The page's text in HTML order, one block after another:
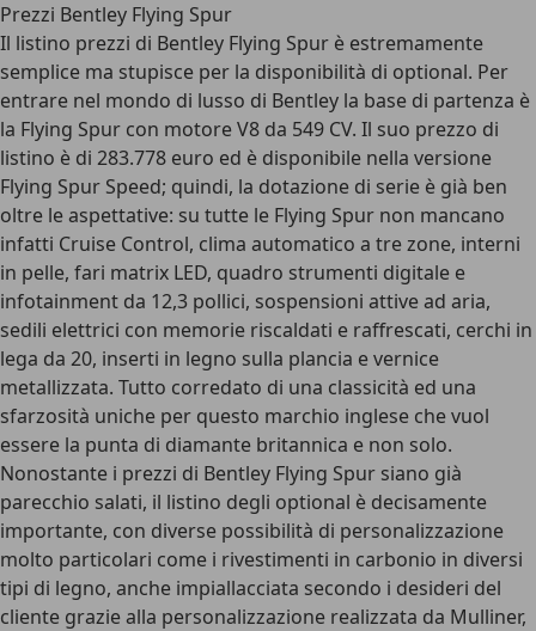
Prezzi Bentley Flying Spur
Il listino prezzi di Bentley Flying Spur è estremamente
semplice ma stupisce per la disponibilità di optional. Per
entrare nel mondo di lusso di Bentley la base di partenza è
la Flying Spur con motore V8 da 549 CV. Il suo prezzo di
listino è di 283.778 euro ed è disponibile nella versione
Flying Spur Speed; quindi, la dotazione di serie è già ben
oltre le aspettative: su tutte le Flying Spur non mancano
infatti Cruise Control, clima automatico a tre zone, interni
in pelle, fari matrix LED, quadro strumenti digitale e
infotainment da 12,3 pollici, sospensioni attive ad aria,
sedili elettrici con memorie riscaldati e raffrescati, cerchi in
lega da 20, inserti in legno sulla plancia e vernice
metallizzata. Tutto corredato di una classicità ed una
sfarzosità uniche per questo marchio inglese che vuol
essere la punta di diamante britannica e non solo.
Nonostante i prezzi di Bentley Flying Spur siano già
parecchio salati, il listino degli optional è decisamente
importante, con diverse possibilità di personalizzazione
molto particolari come i rivestimenti in carbonio in diversi
tipi di legno, anche impiallacciata secondo i desideri del
cliente grazie alla personalizzazione realizzata da Mulliner,